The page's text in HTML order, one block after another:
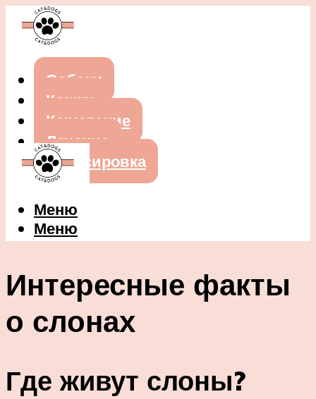
Собаки
Кошки
Кормление
Лечение
Дрессировка
Меню
Меню
Интересные факты
о слонах
Где живут слоны?